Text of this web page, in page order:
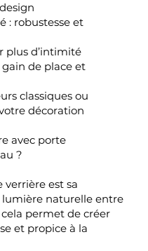
: robustesse et
plus d’intimité
de place et
classiques ou
décoration
avec porte
?
verrière est sa
lumière naturelle entre
permet de créer
et propice à la